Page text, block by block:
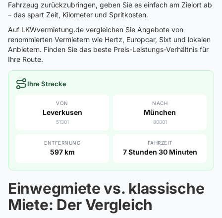
Fahrzeug zurückzubringen, geben Sie es einfach am Zielort ab
– das spart Zeit, Kilometer und Spritkosten.
Auf LKWvermietung.de vergleichen Sie Angebote von
renommierten Vermietern wie Hertz, Europcar, Sixt und lokalen
Anbietern. Finden Sie das beste Preis-Leistungs-Verhältnis für
Ihre Route.
Ihre Strecke
VON
Leverkusen
51301
NACH
München
80001
ENTFERNUNG
597 km
FAHRZEIT
7 Stunden 30 Minuten
Einwegmiete vs. klassische
Miete: Der Vergleich